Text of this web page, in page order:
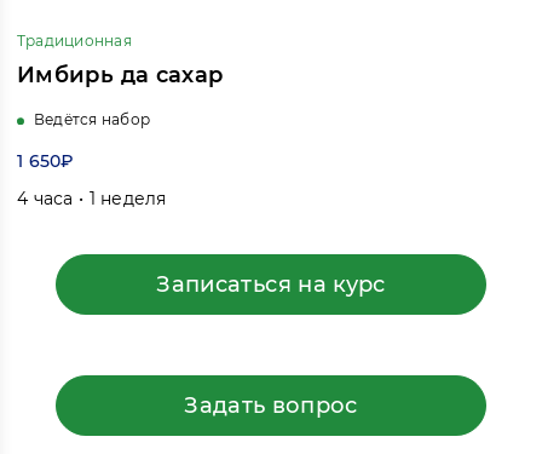
Традиционная
Имбирь да сахар
Ведётся набор
1 650₽
4 часа • 1 неделя
Записаться на курс
Задать вопрос